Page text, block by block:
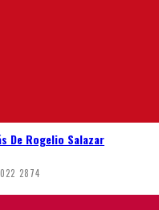
De Rogelio Salazar
2874